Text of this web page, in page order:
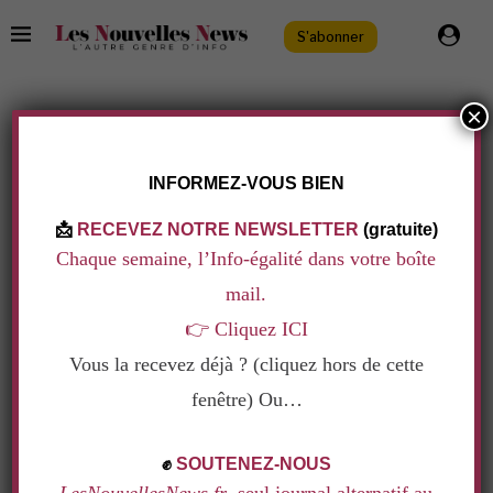
S'abonner
INFORMEZ-VOUS BIEN
📩 RECEVEZ NOTRE NEWSLETTER (gratuite)
Chaque semaine, l’Info-égalité dans votre boîte
mail.
👉 Cliquez ICI
Vous la recevez déjà ? (cliquez hors de cette
fenêtre) Ou…
✊ SOUTENEZ-NOUS
×